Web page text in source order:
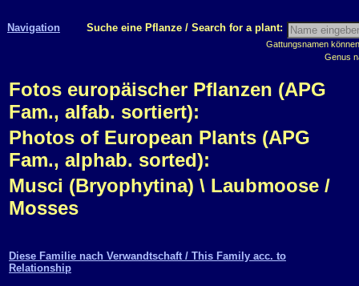
Navigation Suche eine Pflanze / Search for a plant:
Gattungsnamen
Genus
Fotos europäischer Pflanzen (APG
Fam., alfab. sortiert):
Photos of European Plants (APG
Fam., alphab. sorted):
Musci (Bryophytina) \ Laubmoose /
Mosses
Diese Familie nach Verwandtschaft / This Family acc. to
Relationship